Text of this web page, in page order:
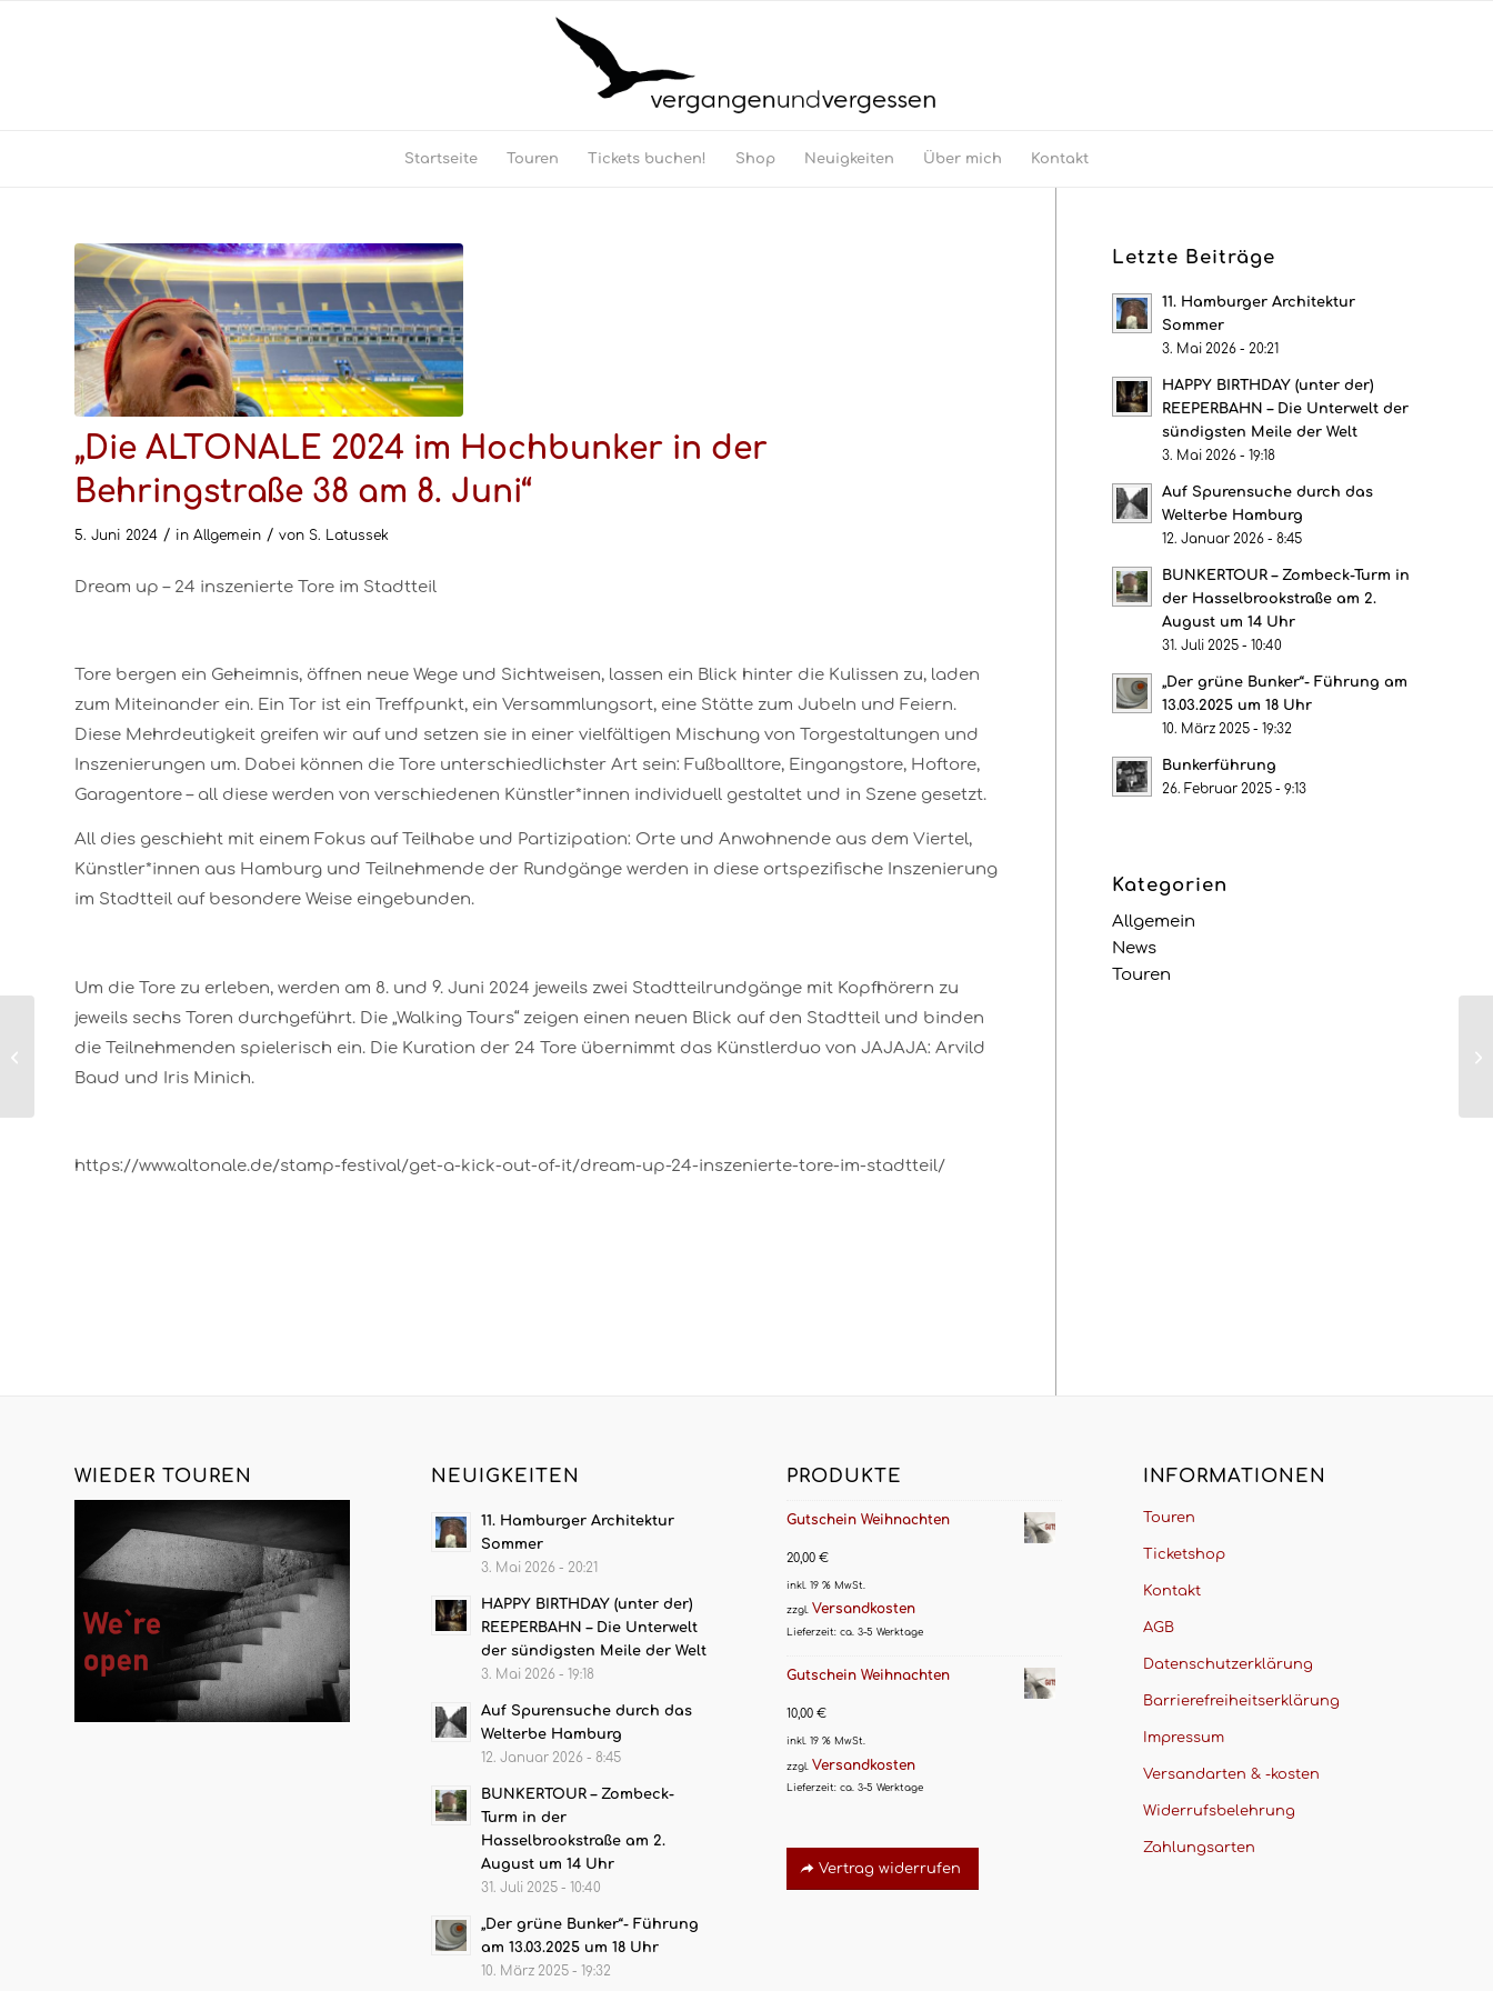
Startseite Touren Tickets buchen! Shop Neuigkeiten Über mich Kontakt
„Die ALTONALE 2024 im Hochbunker in der
Behringstraße 38 am 8. Juni“
5. Juni 2024 / in Allgemein / von S. Latussek
Dream up – 24 inszenierte Tore im Stadtteil
Tore bergen ein Geheimnis, öffnen neue Wege und Sichtweisen, lassen ein Blick hinter die Kulissen zu, laden
zum Miteinander ein. Ein Tor ist ein Treffpunkt, ein Versammlungsort, eine Stätte zum Jubeln und Feiern.
Diese Mehrdeutigkeit greifen wir auf und setzen sie in einer vielfältigen Mischung von Torgestaltungen und
Inszenierungen um. Dabei können die Tore unterschiedlichster Art sein: Fußballtore, Eingangstore, Hoftore,
Garagentore – all diese werden von verschiedenen Künstler*innen individuell gestaltet und in Szene gesetzt.
All dies geschieht mit einem Fokus auf Teilhabe und Partizipation: Orte und Anwohnende aus dem Viertel,
Künstler*innen aus Hamburg und Teilnehmende der Rundgänge werden in diese ortspezifische Inszenierung
im Stadtteil auf besondere Weise eingebunden.
Um die Tore zu erleben, werden am 8. und 9. Juni 2024 jeweils zwei Stadtteilrundgänge mit Kopfhörern zu
jeweils sechs Toren durchgeführt. Die „Walking Tours“ zeigen einen neuen Blick auf den Stadtteil und binden
die Teilnehmenden spielerisch ein. Die Kuration der 24 Tore übernimmt das Künstlerduo von JAJAJA: Arvild
Baud und Iris Minich.
https://www.altonale.de/stamp-festival/get-a-kick-out-of-it/dream-up-24-inszenierte-tore-im-stadtteil/
Letzte Beiträge
11. Hamburger Architektur
Sommer
3. Mai 2026 - 20:21
HAPPY BIRTHDAY (unter der)
REEPERBAHN – Die Unterwelt der
sündigsten Meile der Welt
3. Mai 2026 - 19:18
Auf Spurensuche durch das
Welterbe Hamburg
12. Januar 2026 - 8:45
BUNKERTOUR – Zombeck-Turm in
der Hasselbrookstraße am 2.
August um 14 Uhr
31. Juli 2025 - 10:40
„Der grüne Bunker“- Führung am
13.03.2025 um 18 Uhr
10. März 2025 - 19:32
Bunkerführung
26. Februar 2025 - 9:13
Kategorien
Allgemein
News
Touren
WIEDER TOUREN NEUIGKEITEN
11. Hamburger Architektur
Sommer
3. Mai 2026 - 20:21
HAPPY BIRTHDAY (unter der)
REEPERBAHN – Die Unterwelt
der sündigsten Meile der Welt
3. Mai 2026 - 19:18
Auf Spurensuche durch das
Welterbe Hamburg
12. Januar 2026 - 8:45
BUNKERTOUR – Zombeck-
Turm in der
Hasselbrookstraße am 2.
August um 14 Uhr
31. Juli 2025 - 10:40
„Der grüne Bunker“- Führung
am 13.03.2025 um 18 Uhr
10. März 2025 - 19:32
PRODUKTE
Gutschein Weihnachten
20,00€
inkl. 19 % MwSt.
zzgl. Versandkosten
Lieferzeit:ca. 3-5 Werktage
Gutschein Weihnachten
10,00€
inkl. 19 % MwSt.
zzgl. Versandkosten
Lieferzeit:ca. 3-5 Werktage
Vertrag widerrufen
INFORMATIONEN
Touren
Ticketshop
Kontakt
AGB
Datenschutzerklärung
Barrierefreiheitserklärung
Impressum
Versandarten & -kosten
Widerrufsbelehrung
Zahlungsarten
Zivilschutz in
Hamburg